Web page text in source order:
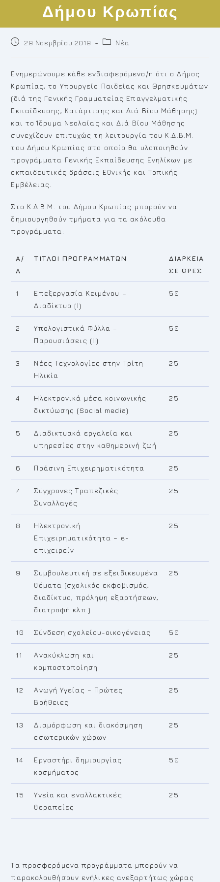
Δήμου Κρωπίας
Post29 Νοεμβρίου 2019
PostΝέα
Ενημερώνουμε κάθε ενδιαφερόμενο/η ότι ο Δήμος
Κρωπίας, το Υπουργείο Παιδείας και Θρησκευμάτων
(διά της Γενικής Γραμματείας Επαγγελματικής
Εκπαίδευσης, Κατάρτισης και Διά Βίου Μάθησης)
και το Ίδρυμα Νεολαίας και Διά Βίου Μάθησης
συνεχίζουν επιτυχώς τη λειτουργία του Κ.Δ.Β.Μ.
του Δήμου Κρωπίας στο οποίο θα υλοποιηθούν
προγράμματα Γενικής Εκπαίδευσης Ενηλίκων με
εκπαιδευτικές δράσεις Εθνικής και Τοπικής
Εμβέλειας.
Στο Κ.Δ.Β.Μ. του Δήμου Κρωπίας μπορούν να
δημιουργηθούν τμήματα για τα ακόλουθα
προγράμματα:
Α/
Α
ΤΙΤΛΟΙ ΠΡΟΓΡΑΜΜΑΤΩΝ
ΔΙΑΡΚΕΙΑ
ΣΕ ΩΡΕΣ
1
Επεξεργασία Κειμένου –
Διαδίκτυο (Ι)
50
2
Υπολογιστικά Φύλλα –
Παρουσιάσεις (ΙΙ)
50
3
Νέες Τεχνολογίες στην Τρίτη
Ηλικία
25
4
Ηλεκτρονικά μέσα κοινωνικής
δικτύωσης (Social media)
25
5
Διαδικτυακά εργαλεία και
υπηρεσίες στην καθημερινή ζωή
25
6 Πράσινη Επιχειρηματικότητα 25
7
Σύγχρονες Τραπεζικές
Συναλλαγές
25
8
Ηλεκτρονική
Επιχειρηματικότητα – e-
επιχειρείν
25
9
Συμβουλευτική σε εξειδικευμένα
θέματα (σχολικός εκφοβισμός,
διαδίκτυο, πρόληψη εξαρτήσεων,
διατροφή κλπ.)
25
10 Σύνδεση σχολείου-οικογένειας 50
11
Ανακύκλωση και
κομποστοποίηση
25
12
Αγωγή Υγείας – Πρώτες
Βοήθειες
25
13
Διαμόρφωση και διακόσμηση
εσωτερικών χώρων
25
14
Εργαστήρι δημιουργίας
κοσμήματος
50
15
Υγεία και εναλλακτικές
θεραπείες
25
Τα προσφερόμενα προγράμματα μπορούν να
παρακολουθήσουν ενήλικες ανεξαρτήτως χώρας